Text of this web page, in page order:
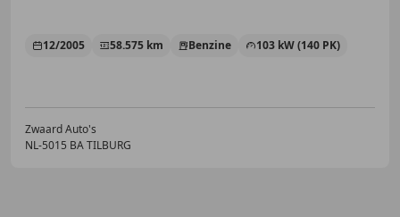
12/2005 58.575 km Benzine 103 kW (140 PK)
Zwaard Auto's
NL-5015 BA TILBURG